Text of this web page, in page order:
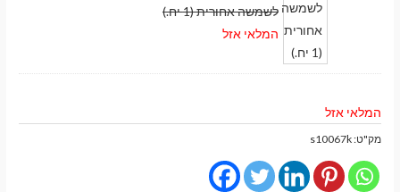
לשמשה אחורית (1 יח.)
המלאי אזל
המלאי אזל
מק"ט:s10067k